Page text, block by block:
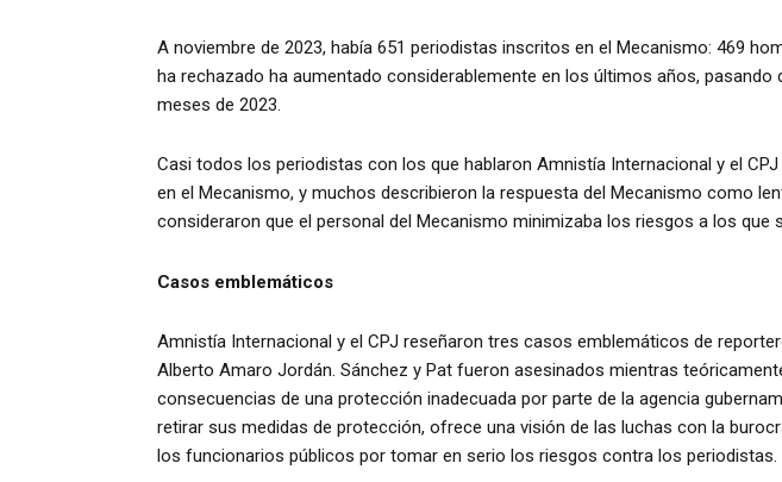
A noviembre de 2023, había 651 periodistas inscritos en el Mecanismo: 469
ha rechazado ha aumentado considerablemente en los últimos años,
meses de 2023.
Casi todos los periodistas con los que hablaron Amnistía Internacional y el
en el Mecanismo, y muchos describieron la respuesta del Mecanismo como
consideraron que el personal del Mecanismo minimizaba los riesgos a los
Casos emblemáticos
Amnistía Internacional y el CPJ reseñaron tres casos emblemáticos de
Alberto Amaro Jordán. Sánchez y Pat fueron asesinados mientras
consecuencias de una protección inadecuada por parte de la agencia
retirar sus medidas de protección, ofrece una visión de las luchas con la
los funcionarios públicos por tomar en serio los riesgos contra los periodistas.